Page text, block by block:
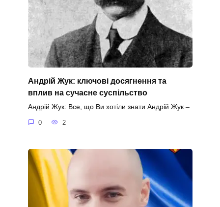
Андрій Жук: ключові досягнення та
вплив на сучасне суспільство
Андрій Жук: Все, що Ви хотіли знати Андрій Жук –
0 2